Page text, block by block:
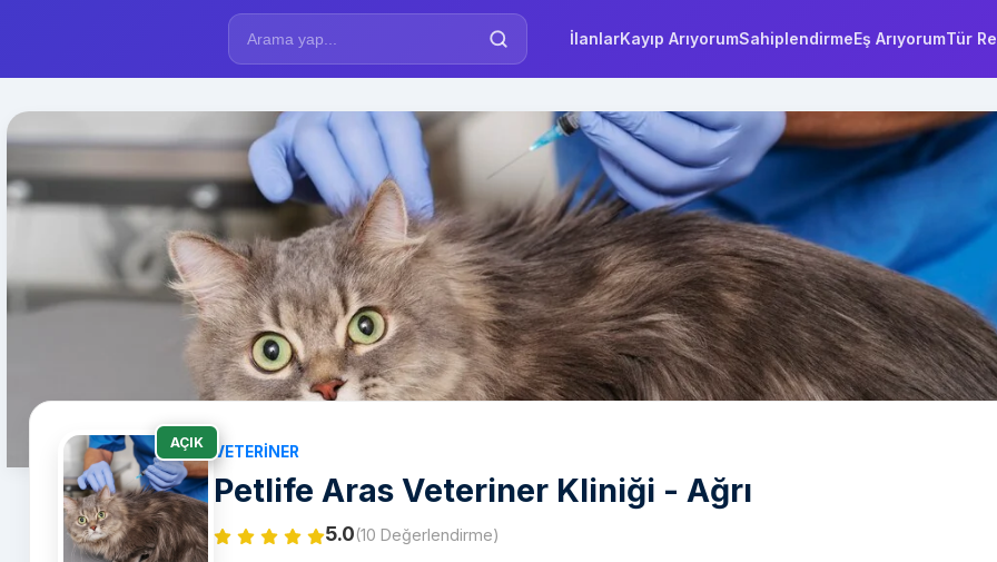
İlanlarKayıp ArıyorumSahiplendirmeEş ArıyorumTür
AÇIK
VETERINER
Petlife Aras Veteriner Kliniği - Ağrı
5.0(10 Değerlendirme)